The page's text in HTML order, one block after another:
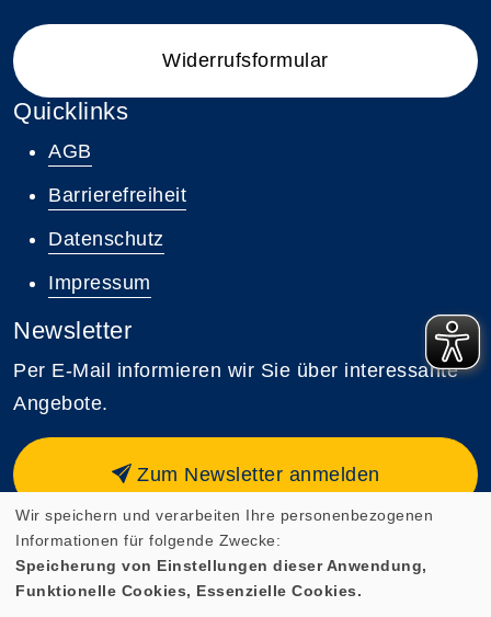
Widerrufsformular
Quicklinks
AGB
Barrierefreiheit
Datenschutz
Impressum
Newsletter
Per E-Mail informieren wir Sie über interessante
Angebote.
Zum Newsletter anmelden
Cookie Einstellungen
Wir speichern und verarbeiten Ihre personenbezogenen
Informationen für folgende Zwecke:
Speicherung von Einstellungen dieser Anwendung,
Funktionelle Cookies, Essenzielle Cookies.